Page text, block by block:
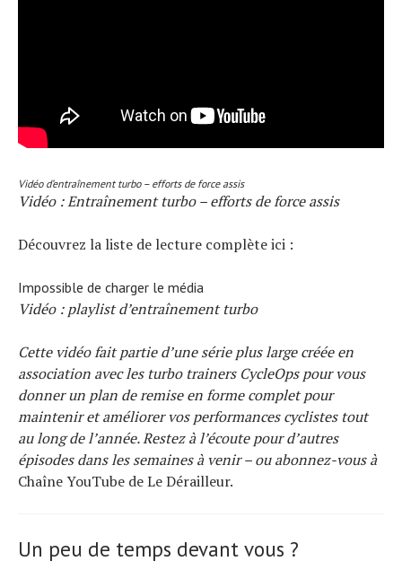
Vidéo d’entraînement turbo – efforts de force assis
Vidéo : Entraînement turbo – efforts de force assis
Découvrez la liste de lecture complète ici :
Impossible de charger le média
Vidéo : playlist d’entraînement turbo
Cette vidéo fait partie d’une série plus large créée en
association avec les turbo trainers CycleOps pour vous
donner un plan de remise en forme complet pour
maintenir et améliorer vos performances cyclistes tout
au long de l’année. Restez à l’écoute pour d’autres
épisodes dans les semaines à venir – ou abonnez-vous à
Chaîne YouTube de Le Dérailleur.
Un peu de temps devant vous ?